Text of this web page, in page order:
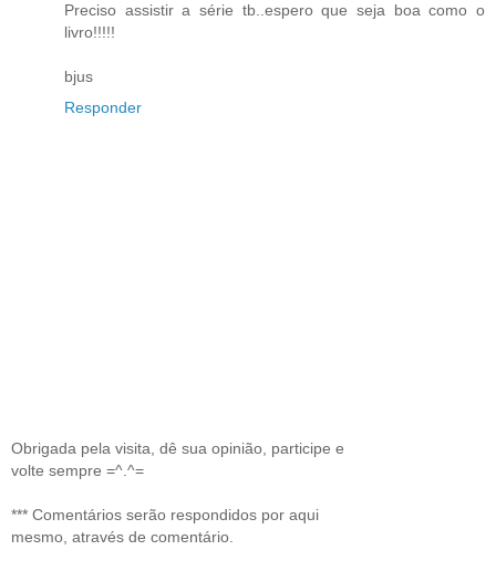
Preciso assistir a série tb..espero que seja boa como o
livro!!!!!
bjus
Responder
Obrigada pela visita, dê sua opinião, participe e
volte sempre =^.^=
*** Comentários serão respondidos por aqui
mesmo, através de comentário.